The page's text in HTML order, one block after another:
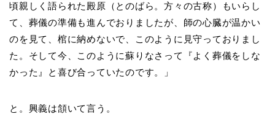
頃親しく語られた殿原（とのばら。方々の古称）もいらし
て、葬儀の準備も進んでおりましたが、師の心臓が温かい
のを見て、棺に納めないで、このように見守っておりまし
た。そして今、このように蘇りなさって『よく葬儀をしな
かった』と喜び合っていたのです。」
と。興義は頷いて言う。